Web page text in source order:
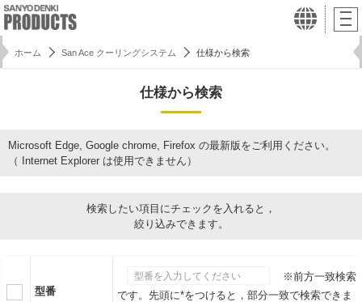
ホーム San Ace クーリングシステム 仕様から検索
仕様から検索
Microsoft Edge, Google chrome, Firefox の最新版をご利用ください。
（ Internet Explorer は使用できません）
検索したい項目にチェックを入れると，
絞り込みできます。
型番
※前方一致検索
です。先頭に*をつけると，部分一致で検索できま